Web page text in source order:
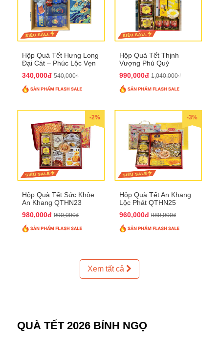
Hộp Quà Tết Hưng Long
Đại Cát – Phúc Lộc Vẹn
340,000đ 540,000₫
Hộp Quà Tết Thịnh
Vượng Phú Quý
990,000đ 1,040,000₫
-2%
Hộp Quà Tết Sức Khỏe
An Khang QTHN23
980,000đ 990,000₫
-3%
Hộp Quà Tết An Khang
Lộc Phát QTHN25
960,000đ 980,000₫
Xem tất cả
QUÀ TẾT 2026 BÍNH NGỌ